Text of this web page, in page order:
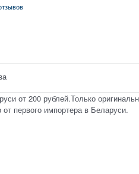
от 200 рублей.Только
первого импортера в Беларуси.